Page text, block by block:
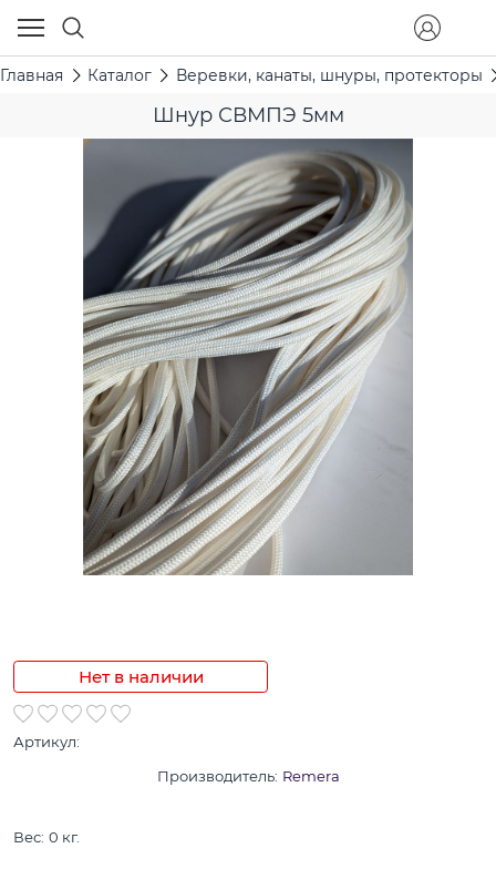
Главная Каталог Веревки, канаты, шнуры, протекторы
Шнур СВМПЭ 5мм
Нет в наличии
Артикул:
Производитель: Remera
Вес: 0 кг.